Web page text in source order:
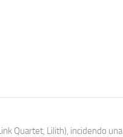
Quartet, Lilith), incidendo una